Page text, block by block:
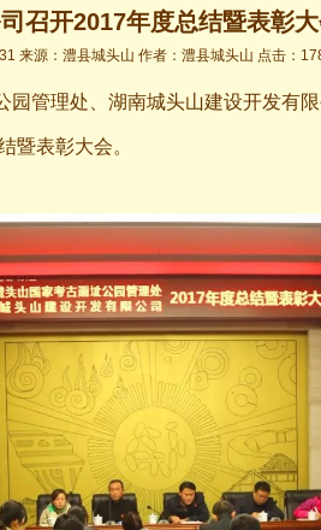
召开2017年度总结暨表彰
来源：澧县城头山 作者：澧县城头山 点击：
园管理处、湖南城头山建设开发有
暨表彰大会。